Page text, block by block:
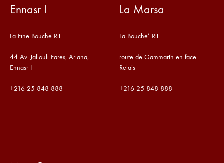
Ennasr I
La Fine Bouche Rit
44 Av. Jallouli Fares, Ariana,
Ennasr I
+216 25 848 888
La Marsa
La Bouche’ Rit
route de Gammarth en face
Relais
+216 25 848 888